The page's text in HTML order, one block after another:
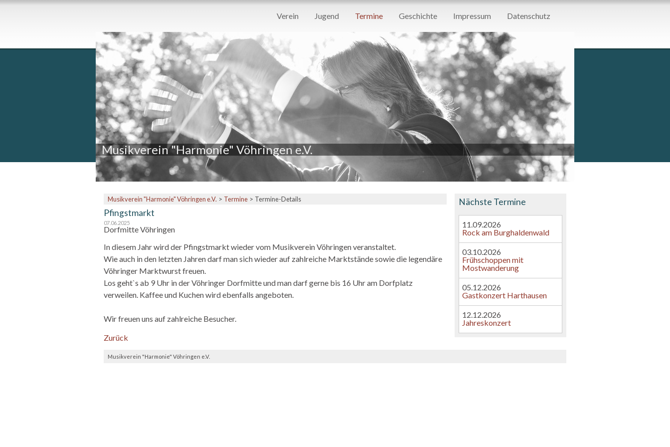
Navigation
Verein Jugend Termine Geschichte Impressum Datenschutz
Musikverein "Harmonie" Vöhringen e.V.
Musikverein "Harmonie" Vöhringen e.V. Termine Termine-Details
Pfingstmarkt
07.06.2025
Dorfmitte Vöhringen
In diesem Jahr wird der Pfingstmarkt wieder vom Musikverein Vöhringen veranstaltet.
Wie auch in den letzten Jahren darf man sich wieder auf zahlreiche Marktstände sowie die legendäre
Vöhringer Marktwurst freuen.
Los geht`s ab 9 Uhr in der Vöhringer Dorfmitte und man darf gerne bis 16 Uhr am Dorfplatz
verweilen. Kaffee und Kuchen wird ebenfalls angeboten.
Wir freuen uns auf zahlreiche Besucher.
Zurück
Nächste Termine
11.09.2026
Rock am Burghaldenwald
03.10.2026
Frühschoppen mit
Mostwanderung
05.12.2026
Gastkonzert Harthausen
12.12.2026
Jahreskonzert
Musikverein "Harmonie" Vöhringen e.V.